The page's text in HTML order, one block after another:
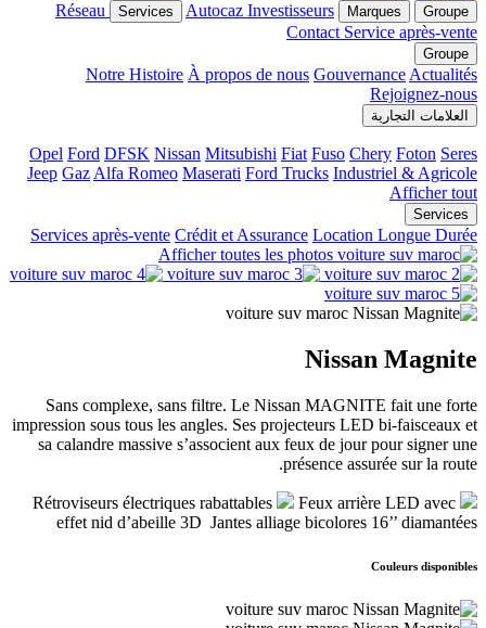
Groupe
Marques
Réseau Services Autocaz Investisseurs
Contact Service après-vente
Groupe
Notre Histoire À propos de nous Gouvernance Actualités
Rejoignez-nous
العلامات التجارية
Opel Ford DFSK Nissan Mitsubishi Fiat Fuso Chery Foton Seres
Jeep Gaz Alfa Romeo Maserati Ford Trucks Industriel & Agricole
Afficher tout
Services
Services après-vente Crédit et Assurance Location Longue Durée
Afficher toutes les photos
Nissan Magnite
Sans complexe, sans filtre. Le Nissan MAGNITE fait une forte
impression sous tous les angles. Ses projecteurs LED bi-faisceaux et
sa calandre massive s’associent aux feux de jour pour signer une
présence assurée sur la route.
Feux arrière LED avec
effet nid d’abeille 3D Jantes alliage bicolores 16’’ diamantées
Couleurs disponibles